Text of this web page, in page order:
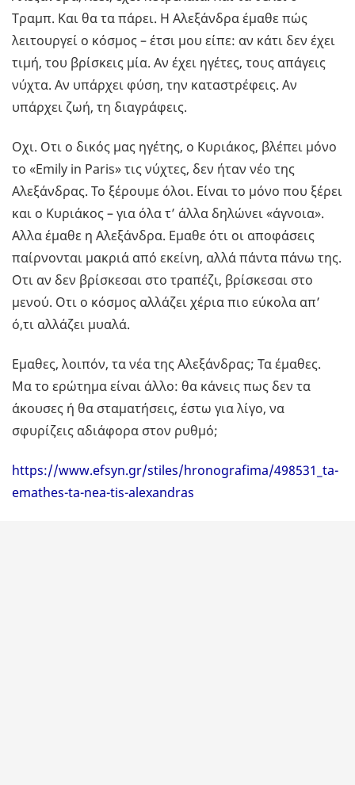
Τραμπ. Και θα τα πάρει. Η Αλεξάνδρα έμαθε πώς
λειτουργεί ο κόσμος – έτσι μου είπε: αν κάτι δεν έχει
τιμή, του βρίσκεις μία. Αν έχει ηγέτες, τους απάγεις
νύχτα. Αν υπάρχει φύση, την καταστρέφεις. Αν
υπάρχει ζωή, τη διαγράφεις.
Οχι. Οτι ο δικός μας ηγέτης, ο Κυριάκος, βλέπει μόνο
το «Emily in Paris» τις νύχτες, δεν ήταν νέο της
Αλεξάνδρας. Το ξέρουμε όλοι. Είναι το μόνο που ξέρει
και ο Κυριάκος – για όλα τ’ άλλα δηλώνει «άγνοια».
Αλλα έμαθε η Αλεξάνδρα. Εμαθε ότι οι αποφάσεις
παίρνονται μακριά από εκείνη, αλλά πάντα πάνω της.
Οτι αν δεν βρίσκεσαι στο τραπέζι, βρίσκεσαι στο
μενού. Οτι ο κόσμος αλλάζει χέρια πιο εύκολα απ’
ό,τι αλλάζει μυαλά.
Εμαθες, λοιπόν, τα νέα της Αλεξάνδρας; Τα έμαθες.
Μα το ερώτημα είναι άλλο: θα κάνεις πως δεν τα
άκουσες ή θα σταματήσεις, έστω για λίγο, να
σφυρίζεις αδιάφορα στον ρυθμό;
https://www.efsyn.gr/stiles/hronografima/498531_ta-
emathes-ta-nea-tis-alexandras